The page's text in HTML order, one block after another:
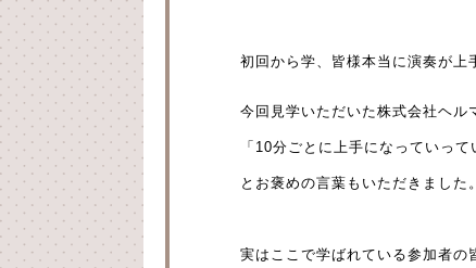
初回から学、皆様本当に演奏が上
今回見学いただいた株式会社ヘル
「10分ごとに上手になっていって
とお褒めの言葉もいただきました。
実はここで学ばれている参加者の